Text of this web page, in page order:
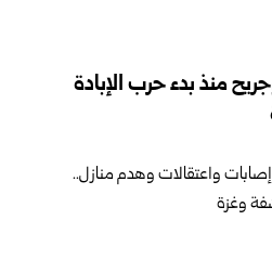
قتيل وجريح منذ بدء حرب الإبادة